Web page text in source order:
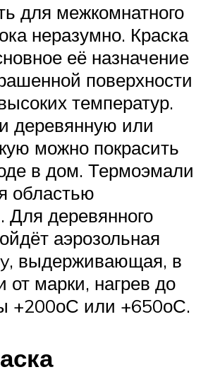
для межкомнатного
неразумно. Краска
её назначение
поверхности
температур.
деревянную или
можно покрасить
в дом. Термоэмали
областью
Для деревянного
аэрозольная
выдерживающая, в
от марки, нагрев до
+200оС или +650оС.